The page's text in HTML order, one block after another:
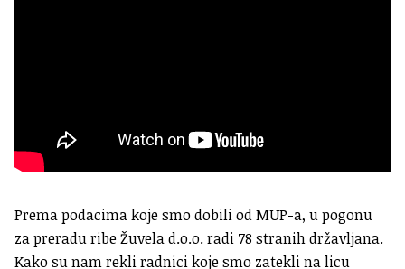
Prema podacima koje smo dobili od MUP-a, u pogonu
za preradu ribe Žuvela d.o.o. radi 78 stranih državljana.
Kako su nam rekli radnici koje smo zatekli na licu